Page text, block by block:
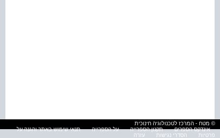
© מטח - המרכז לטכנולוגיה חינוכית
אינדקס הספרים
תקנון הספרייה על הספרייה
תנאי שימוש באתר והגנה על
פרטיות
הסדרי נגישות עזרה